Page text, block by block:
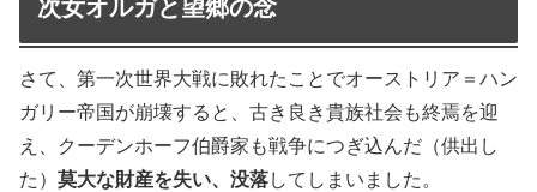
次女オルガと望郷の念
さて、第一次世界大戦に敗れたことでオーストリア＝ハン
ガリー帝国が崩壊すると、古き良き貴族社会も終焉を迎
え、クーデンホーフ伯爵家も戦争につぎ込んだ（供出し
た） 莫大な財産を失い、没落してしまいました。